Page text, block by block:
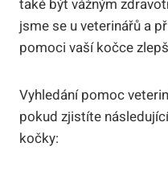
také být vážným
jsme se u veterinářů a
pomoci vaší kočce
Vyhledání pomoc
pokud zjistíte
kočky: